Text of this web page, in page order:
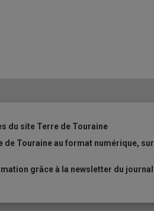
du site Terre de Touraine
de Touraine au format numérique, sur
grâce à la newsletter du journal